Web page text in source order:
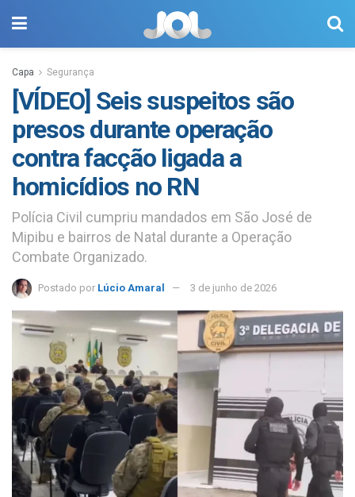
Capa Segurança
[VÍDEO] Seis suspeitos são
presos durante operação
contra facção ligada a
homicídios no RN
Polícia Civil cumpriu mandados em São José de
Mipibu e bairros de Natal durante a Operação
Combate Organizado.
Postado por Lúcio Amaral 3 de junho de 2026